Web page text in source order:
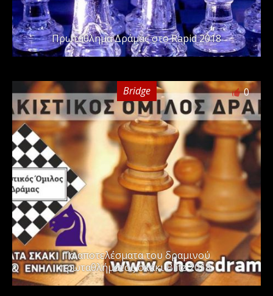
Πρωτάθλημα Δράμας στο Rapid 2018
Bridge 0
Τα αποτελέσματα του δραμινού
πρωταθλήματος σκάκι Βlitz 2018.